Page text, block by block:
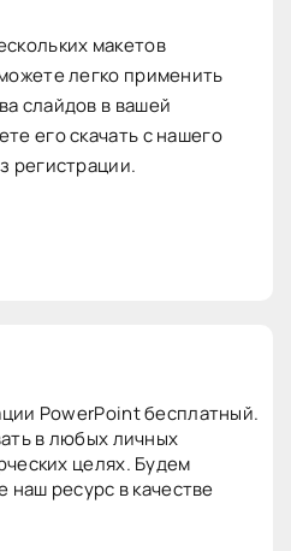
макетов
легко применить
слайдов в вашей
его скачать с нашего
регистрации.
PowerPoint бесплатный.
в любых личных
целях. Будем
наш ресурс в качестве